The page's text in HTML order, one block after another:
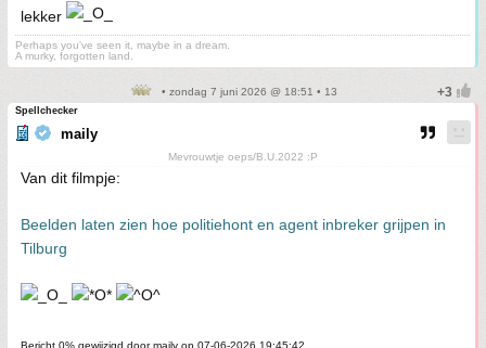
lekker
Perhaps you've seen it, maybe in a dream.
A murky, forgotten land.
• zondag 7 juni 2026 @ 18:51 • 13
Spellchecker
maily
Mevrouwtje oeps/B.U.2022 :P
Van dit filmpje:
Beelden laten zien hoe politiehont en agent inbreker grijpen in
Tilburg
Bericht 0% gewijzigd door maily op 07-06-2026 19:45:42